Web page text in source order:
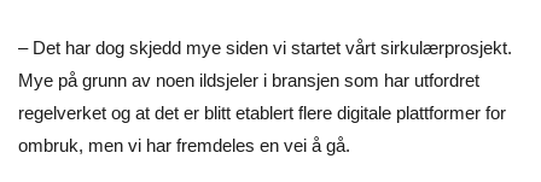
– Det har dog skjedd mye siden vi startet vårt sirkulærprosjekt.
Mye på grunn av noen ildsjeler i bransjen som har utfordret
regelverket og at det er blitt etablert flere digitale plattformer for
ombruk, men vi har fremdeles en vei å gå.